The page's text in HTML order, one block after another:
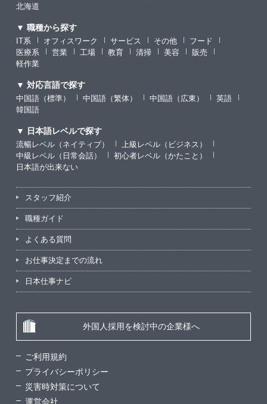
北海道
▼ 職種から探す
IT系 オフィスワーク サービス その他
フード
医療系
営業 工場 教育 清掃 美容
販売
軽作業
▼ 対応言語で探す
中国語（標準） 中国語（繁体） 中国語（広東）
英語
韓国語
▼ 日本語レベルで探す
流暢レベル（ネイティブ）
上級レベル（ビジネス）
中級レベル（日常会話）
初心者レベル（かたこと）
日本語が出来ない
スタッフ紹介
職種ガイド
よくある質問
お仕事決定までの流れ
日本仕事ナビ
外国人採用を検討中の企業様へ
ご利用規約
プライバシーポリシー
災害時対策について
運営会社